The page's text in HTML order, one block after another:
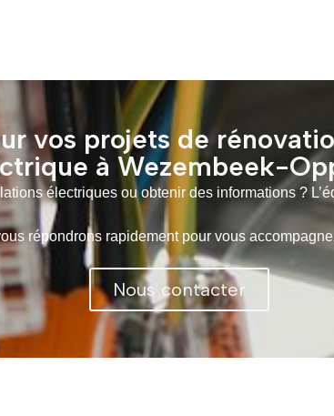
vos projets de
à Wezembeek-
électriques ou obtenir des informations ?
répondrons rapidement pour vous
Nous contacter